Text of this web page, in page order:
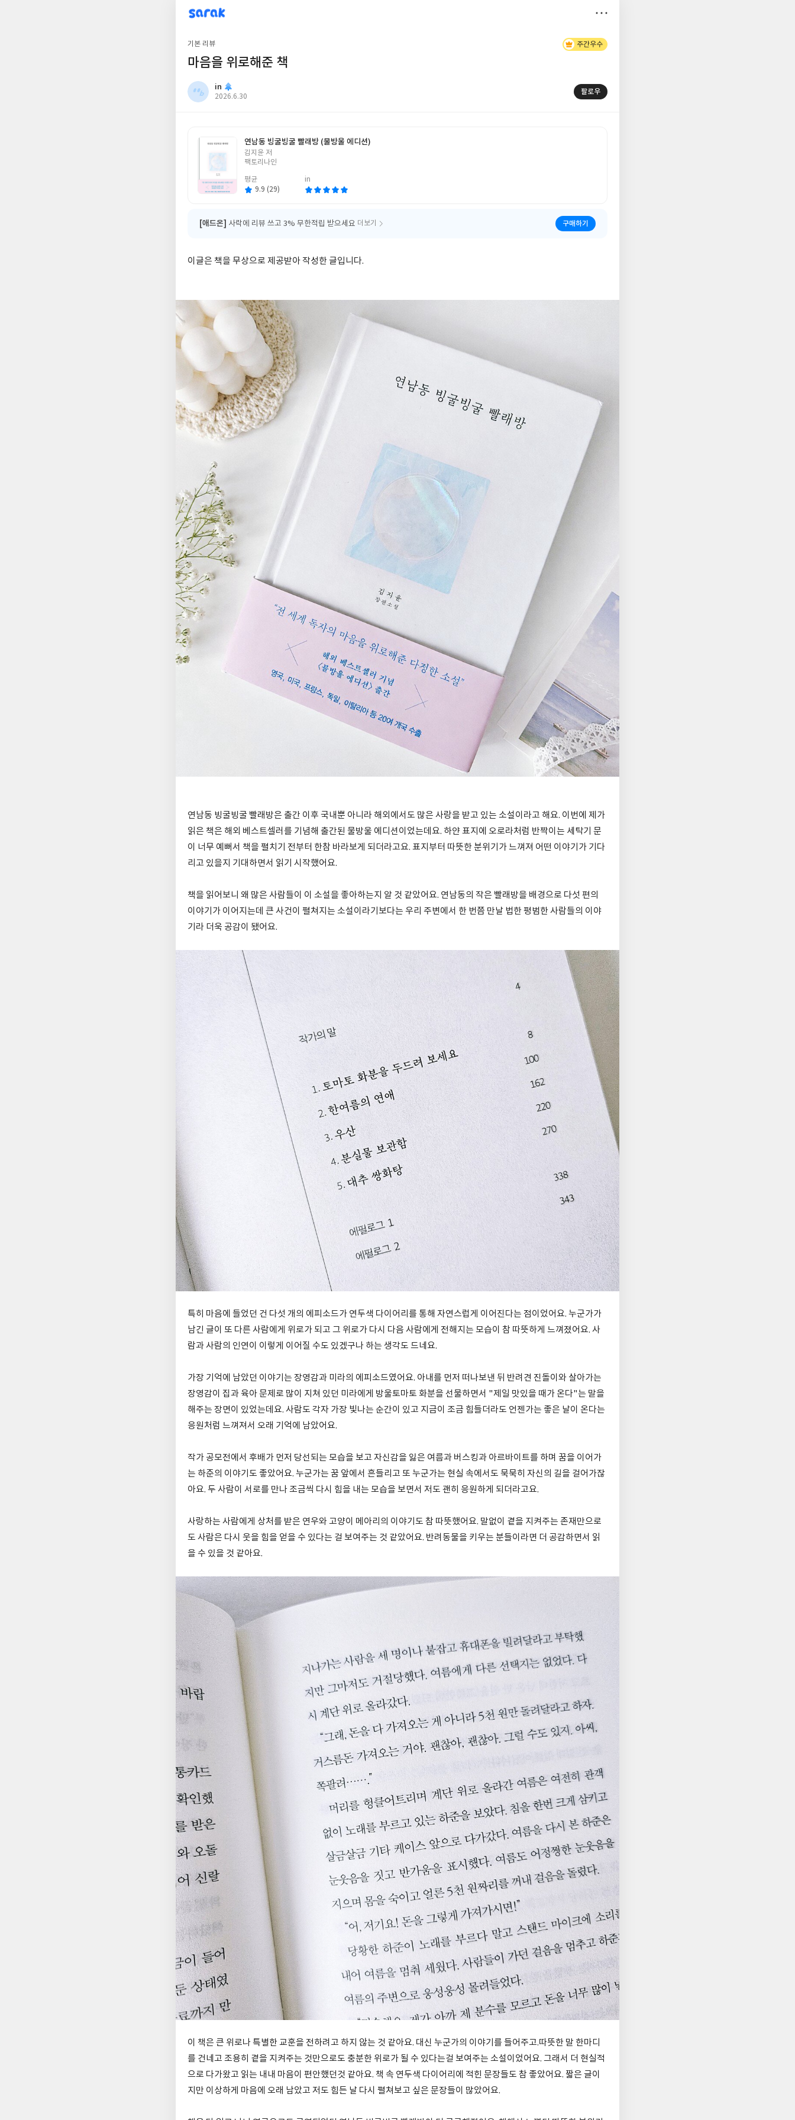
sarak
in
저
장
기본 리뷰 주간우수
마음을 위로해준 책
in
작
2026.6.30
팔로우
연남동 빙굴빙굴 빨래방 (물방울 에디션)
글
쓴
김지윤 저
팩토리나인
평균
9.9 (29)
in
[애드온] 사락에 리뷰 쓰고 3% 무한적립 받으세요 더보기 구매하기
이글은 책을 무상으로 제공받아 작성한 글입니다.
연남동 빙굴빙굴 빨래방은 출간 이후 국내뿐 아니라 해외에서도 많은 사랑을 받고 있는 소설이라고 해요. 이번에 제가
읽은 책은 해외 베스트셀러를 기념해 출간된 물방울 에디션이었는데요. 하얀 표지에 오로라처럼 반짝이는 세탁기 문
이 너무 예뻐서 책을 펼치기 전부터 한참 바라보게 되더라고요. 표지부터 따뜻한 분위기가 느껴져 어떤 이야기가 기다
리고 있을지 기대하면서 읽기 시작했어요.
책을 읽어보니 왜 많은 사람들이 이 소설을 좋아하는지 알 것 같았어요. 연남동의 작은 빨래방을 배경으로 다섯 편의
이야기가 이어지는데 큰 사건이 펼쳐지는 소설이라기보다는 우리 주변에서 한 번쯤 만날 법한 평범한 사람들의 이야
기라 더욱 공감이 됐어요.
특히 마음에 들었던 건 다섯 개의 에피소드가 연두색 다이어리를 통해 자연스럽게 이어진다는 점이었어요. 누군가가
남긴 글이 또 다른 사람에게 위로가 되고 그 위로가 다시 다음 사람에게 전해지는 모습이 참 따뜻하게 느껴졌어요. 사
람과 사람의 인연이 이렇게 이어질 수도 있겠구나 하는 생각도 드네요.
가장 기억에 남았던 이야기는 장영감과 미라의 에피소드였어요. 아내를 먼저 떠나보낸 뒤 반려견 진돌이와 살아가는
장영감이 집과 육아 문제로 많이 지쳐 있던 미라에게 방울토마토 화분을 선물하면서 "제일 맛있을 때가 온다"는 말을
해주는 장면이 있었는데요. 사람도 각자 가장 빛나는 순간이 있고 지금이 조금 힘들더라도 언젠가는 좋은 날이 온다는
응원처럼 느껴져서 오래 기억에 남았어요.
작가 공모전에서 후배가 먼저 당선되는 모습을 보고 자신감을 잃은 여름과 버스킹과 아르바이트를 하며 꿈을 이어가
는 하준의 이야기도 좋았어요. 누군가는 꿈 앞에서 흔들리고 또 누군가는 현실 속에서도 묵묵히 자신의 길을 걸어가잖
아요. 두 사람이 서로를 만나 조금씩 다시 힘을 내는 모습을 보면서 저도 괜히 응원하게 되더라고요.
사랑하는 사람에게 상처를 받은 연우와 고양이 메아리의 이야기도 참 따뜻했어요. 말없이 곁을 지켜주는 존재만으로
도 사람은 다시 웃을 힘을 얻을 수 있다는 걸 보여주는 것 같았어요. 반려동물을 키우는 분들이라면 더 공감하면서 읽
을 수 있을 것 같아요.
이 책은 큰 위로나 특별한 교훈을 전하려고 하지 않는 것 같아요. 대신 누군가의 이야기를 들어주고.따뜻한 말 한마디
를 건네고 조용히 곁을 지켜주는 것만으로도 충분한 위로가 될 수 있다는걸 보여주는 소설이었어요. 그래서 더 현실적
으로 다가왔고 읽는 내내 마음이 편안했던것 같아요. 책 속 연두색 다이어리에 적힌 문장들도 참 좋았어요. 짧은 글이
지만 이상하게 마음에 오래 남았고 저도 힘든 날 다시 펼쳐보고 싶은 문장들이 많았어요.